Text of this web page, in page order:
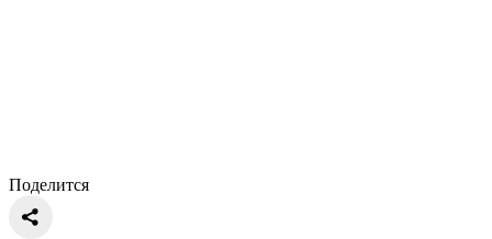
Поделится